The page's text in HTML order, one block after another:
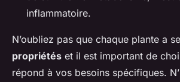
inflammatoire.
N’oubliez pas que chaque plante a
propriétés et il est important de
répond à vos besoins spécifiques.